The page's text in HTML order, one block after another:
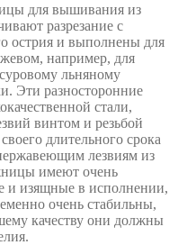
для вышивания из
разрезание с
острия и выполнены для
например, для
льняному
Эти разносторонние
стали,
винтом и резьбой
длительного срока
лезвиям из
имеют очень
и изящные в исполнении,
очень стабильны,
качеству они должны